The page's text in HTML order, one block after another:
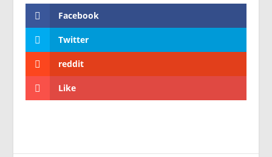
Facebook
Twitter
reddit
Like